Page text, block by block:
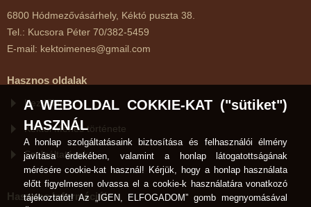
6800 Hódmezővásárhely, Kéktó puszta 38.
Tel.: Kucsora Péter 70/382-5459
E-mail: kektoimenes@gmail.com
Hasznos oldalak
Kezdőlap
Kéktói Ménes története
Szolgáltatások
Hasznos Információk
A WEBOLDAL COKKIE-KAT ("sütiket")
HASZNÁL
A honlap szolgáltatásaink biztosítása és felhasználói élmény
javítása érdekében, valamint a honlap látogatottságának
mérésére cookie-kat használ! Kérjük, hogy a honlap használata
előtt figyelmesen olvassa el a cookie-k használatára vonatkozó
tájékoztatót! Az „IGEN, ELFOGADOM” gomb megnyomásával